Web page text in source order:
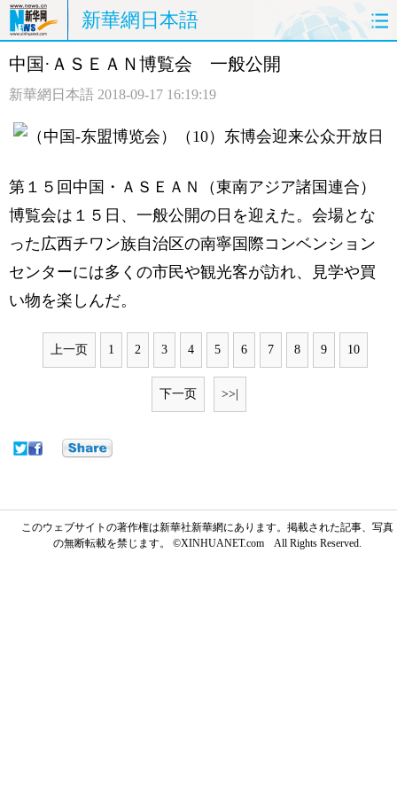
新華網日本語
ホームページ 政治
中国·ＡＳＥＡＮ博覧会 一般公開
新華網日本語 2018-09-17 16:19:19
第１５回中国・ＡＳＥＡＮ（東南アジア諸国連合）
博覧会は１５日、一般公開の日を迎えた。会場とな
った広西チワン族自治区の南寧国際コンベンション
センターには多くの市民や観光客が訪れ、見学や買
い物を楽しんだ。
上一页 1 2 3 4 5 6 7 8 9 10
下一页 >>|
このウェブサイトの著作権は新華社新華網にあります。掲載された記事、写真
の無断転載を禁じます。 ©XINHUANET.com All Rights Reserved.